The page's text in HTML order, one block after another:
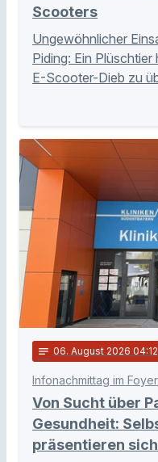
Scooters
Ungewöhnlicher
Piding: Ein
E-Scooter-Dieb zu
notes 06. August 2026 04:12
Infonachmittag im Foyer
Von Sucht über
Gesundheit:
präsentieren